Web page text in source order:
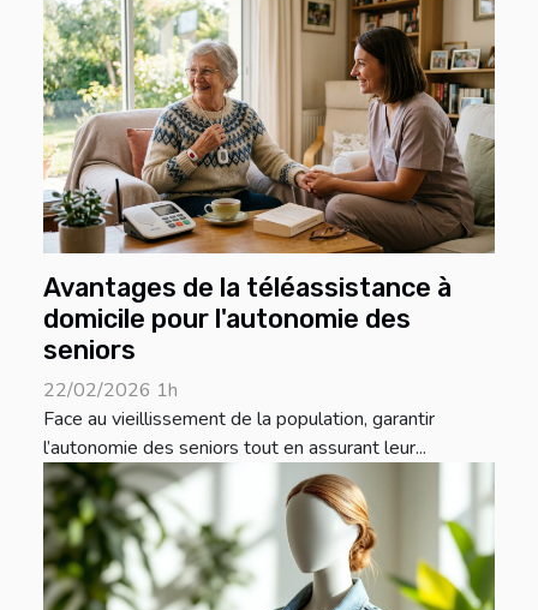
Avantages de la téléassistance à
domicile pour l'autonomie des
seniors
22/02/2026 1h
Face au vieillissement de la population, garantir
l’autonomie des seniors tout en assurant leur...